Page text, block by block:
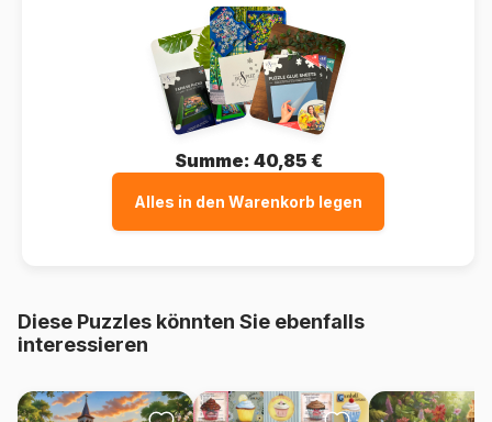
Summe: 40,85 €
Alles in den Warenkorb legen
Diese Puzzles könnten Sie ebenfalls
interessieren